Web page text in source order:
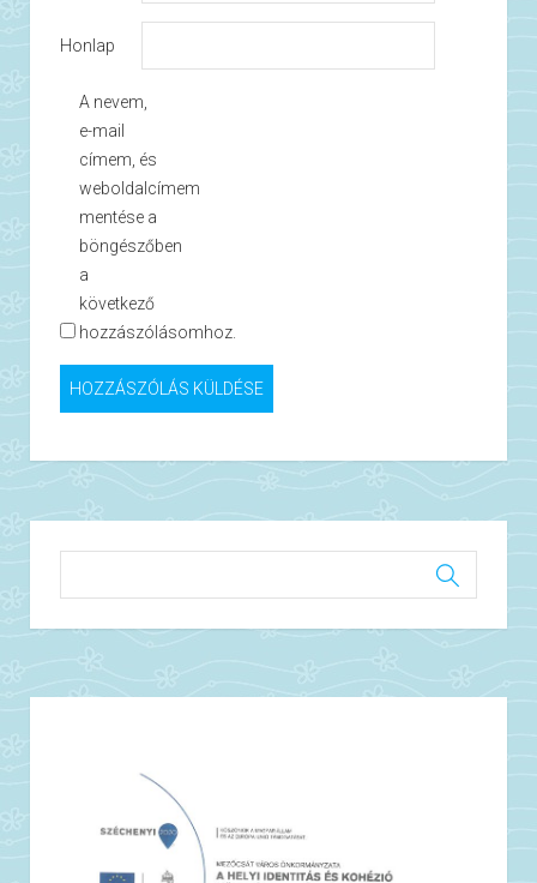
Honlap
A nevem,
e-mail
címem, és
weboldalcímem
mentése a
böngészőben
a
következő
hozzászólásomhoz.